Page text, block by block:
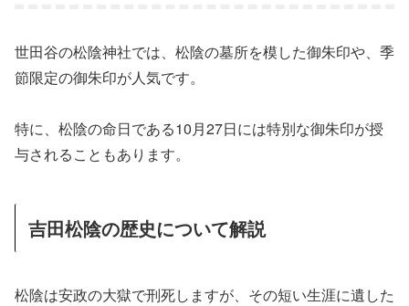
世田谷の松陰神社では、松陰の墓所を模した御朱印や、季
節限定の御朱印が人気です。
特に、松陰の命日である10月27日には特別な御朱印が授
与されることもあります。
吉田松陰の歴史について解説
松陰は安政の大獄で刑死しますが、その短い生涯に遺した